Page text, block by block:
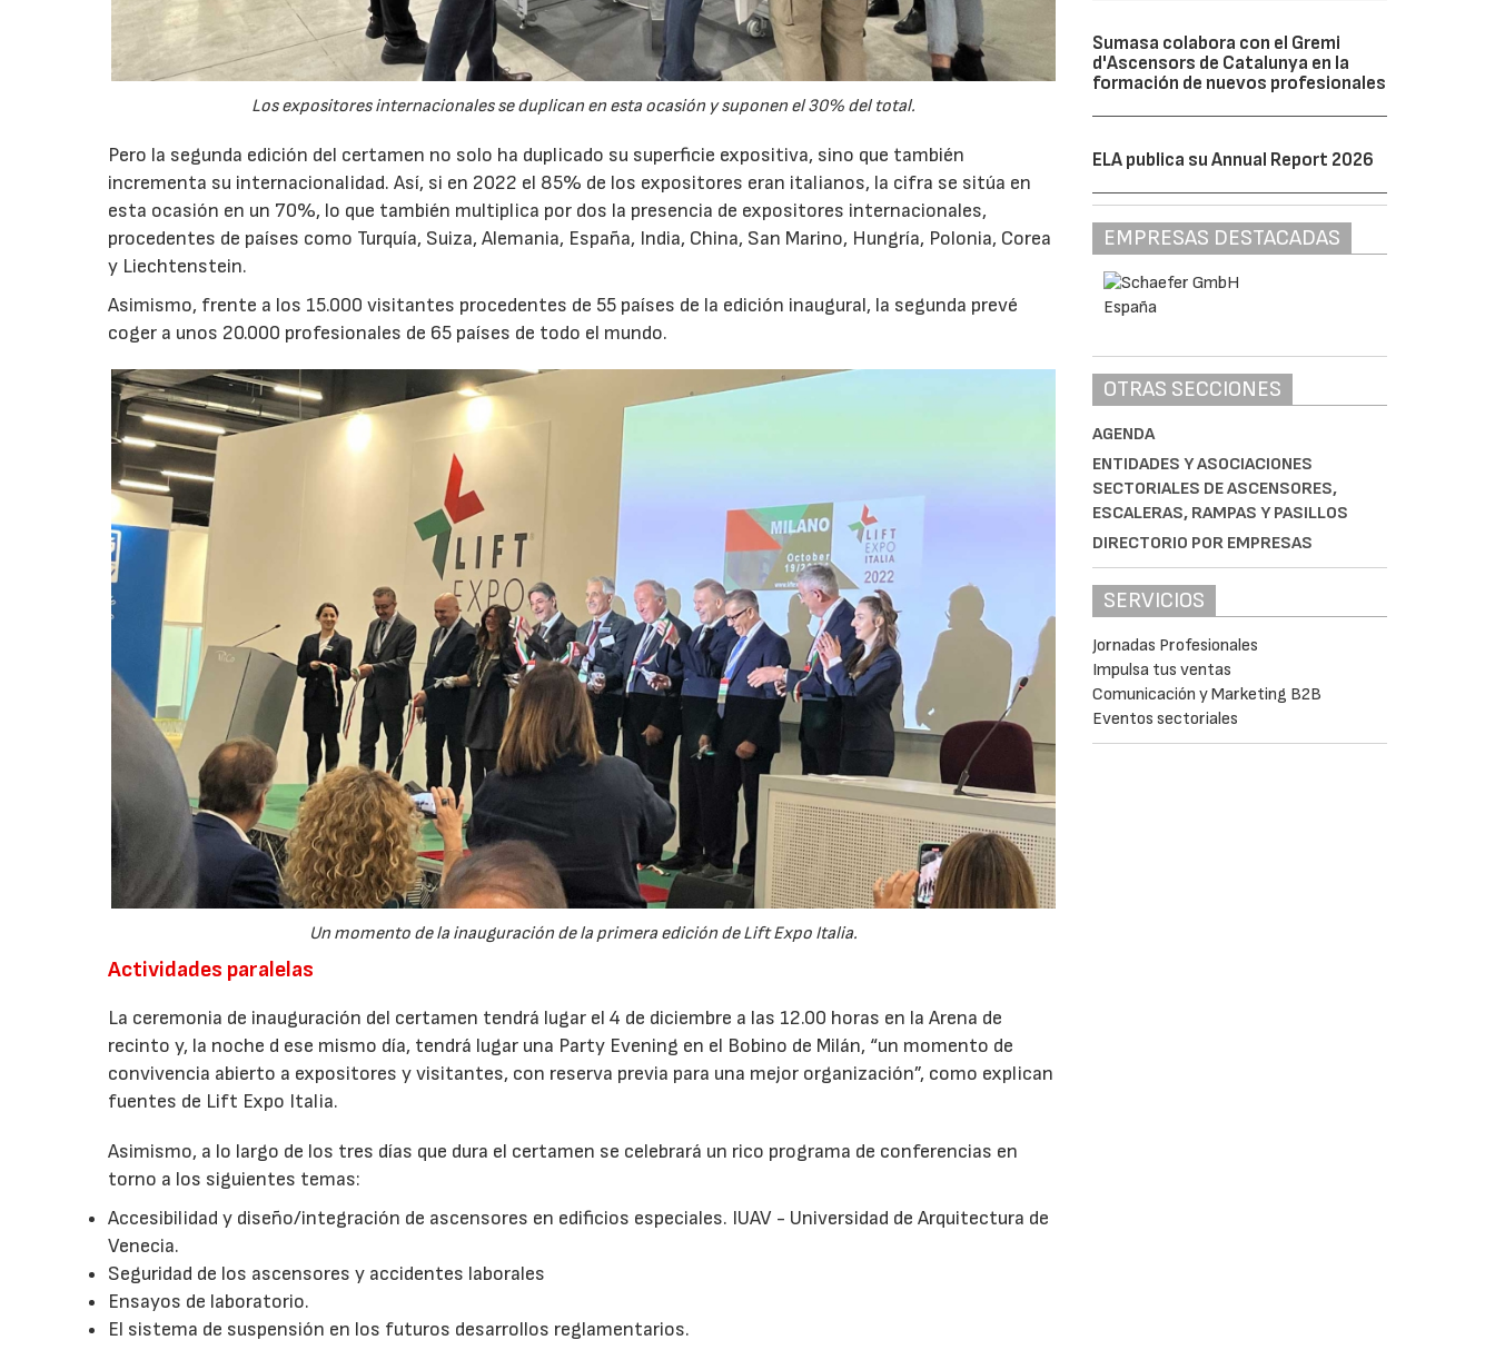
Los expositores internacionales se duplican en esta ocasión y suponen el 30% del total.
Pero la segunda edición del certamen no solo ha duplicado su superficie expositiva, sino que también
incrementa su internacionalidad. Así, si en 2022 el 85% de los expositores eran italianos, la cifra se sitúa en
esta ocasión en un 70%, lo que también multiplica por dos la presencia de expositores internacionales,
procedentes de países como Turquía, Suiza, Alemania, España, India, China, San Marino, Hungría, Polonia, Corea
y Liechtenstein.
Asimismo, frente a los 15.000 visitantes procedentes de 55 países de la edición inaugural, la segunda prevé
coger a unos 20.000 profesionales de 65 países de todo el mundo.
Un momento de la inauguración de la primera edición de Lift Expo Italia.
Actividades paralelas
La ceremonia de inauguración del certamen tendrá lugar el 4 de diciembre a las 12.00 horas en la Arena de
recinto y, la noche d ese mismo día, tendrá lugar una Party Evening en el Bobino de Milán, “un momento de
convivencia abierto a expositores y visitantes, con reserva previa para una mejor organización”, como explican
fuentes de Lift Expo Italia.
Asimismo, a lo largo de los tres días que dura el certamen se celebrará un rico programa de conferencias en
torno a los siguientes temas:
Accesibilidad y diseño/integración de ascensores en edificios especiales. IUAV - Universidad de Arquitectura de
Venecia.
Seguridad de los ascensores y accidentes laborales
Ensayos de laboratorio.
El sistema de suspensión en los futuros desarrollos reglamentarios.
Sumasa colabora con el Gremi
d'Ascensors de Catalunya en la
formación de nuevos profesionales
ELA publica su Annual Report 2026
EMPRESAS DESTACADAS
OTRAS SECCIONES
AGENDA
ENTIDADES Y ASOCIACIONES
SECTORIALES DE ASCENSORES,
ESCALERAS, RAMPAS Y PASILLOS
DIRECTORIO POR EMPRESAS
SERVICIOS
Jornadas Profesionales
Impulsa tus ventas
Comunicación y Marketing B2B
Eventos sectoriales